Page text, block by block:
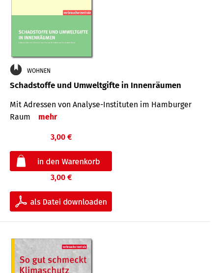
WOHNEN
Schadstoffe und Umweltgifte in Innenräumen
Mit Adressen von Analyse-Insti­tuten im Hamburger
Raum
mehr
3,00 €
3,00 €